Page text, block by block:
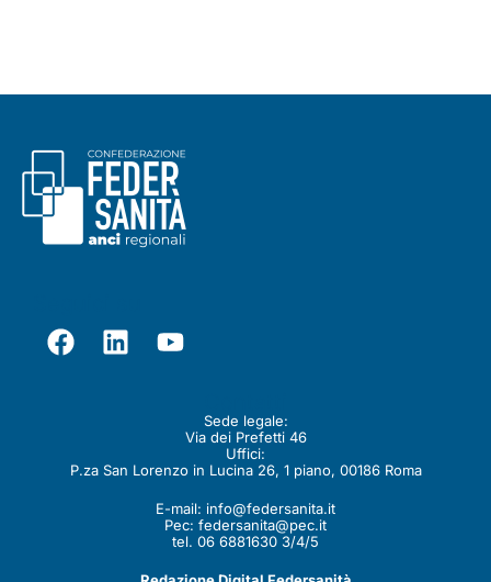
Sede legale:
Via dei Prefetti 46
Uffici:
P.za San Lorenzo in Lucina 26, 1 piano, 00186 Roma
E-mail: info@federsanita.it
Pec: federsanita@pec.it
tel. 06 6881630 3/4/5